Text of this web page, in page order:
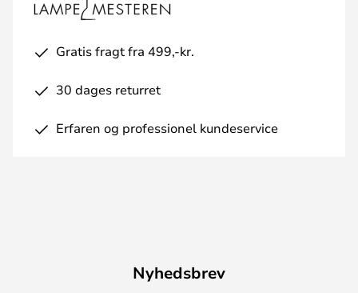
Gratis fragt fra 499,-kr.
30 dages returret
Erfaren og professionel kundeservice
Nyhedsbrev